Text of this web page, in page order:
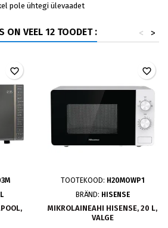
pole ühtegi ülevaadet
ON VEEL 12 TOODET : >
<
favorite_border
TOOTEKOOD: H20MOWP1
BRÄND: HISENSE
MIKROLAINEAHI HISENSE, 20 L,
VALGE
favorite_border